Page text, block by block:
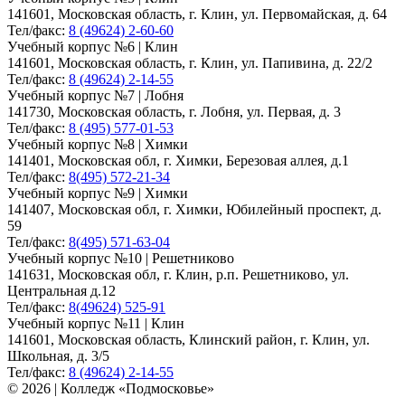
141601, Московская область, г. Клин, ул. Первомайская, д. 64
Тел/факс: 8 (49624) 2-60-60
Учебный корпус №6 | Клин
141601, Московская область, г. Клин, ул. Папивина, д. 22/2
Тел/факс: 8 (49624) 2-14-55
Учебный корпус №7 | Лобня
141730, Московская область, г. Лобня, ул. Первая, д. 3
Тел/факс: 8 (495) 577-01-53
Учебный корпус №8 | Химки
141401, Московская обл, г. Химки, Березовая аллея, д.1
Тел/факс: 8(495) 572-21-34
Учебный корпус №9 | Химки
141407, Московская обл, г. Химки, Юбилейный проспект, д.
59
Тел/факс: 8(495) 571-63-04
Учебный корпус №10 | Решетниково
141631, Московская обл, г. Клин, р.п. Решетниково, ул.
Центральная д.12
Тел/факс: 8(49624) 525-91
Учебный корпус №11 | Клин
141601, Московская область, Клинский район, г. Клин, ул.
Школьная, д. 3/5
Тел/факс: 8 (49624) 2-14-55
© 2026 | Колледж «Подмосковье»